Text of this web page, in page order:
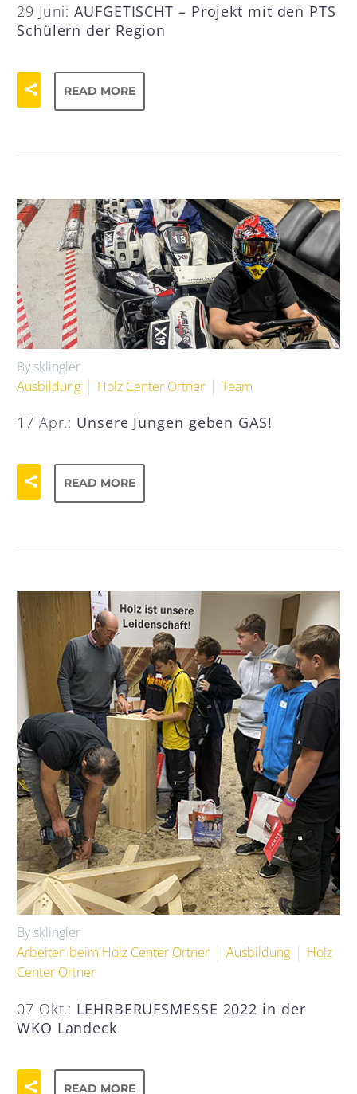
29 Juni:AUFGETISCHT – Projekt mit den PTS
Schülern der Region
READ MORE
By sklingler
Ausbildung
Holz Center Ortner Team
17 Apr.: Unsere Jungen geben GAS!
READ MORE
By sklingler
Arbeiten beim Holz Center Ortner
Ausbildung
Holz
Center Ortner
07 Okt.: LEHRBERUFSMESSE 2022 in der
WKO Landeck
READ MORE